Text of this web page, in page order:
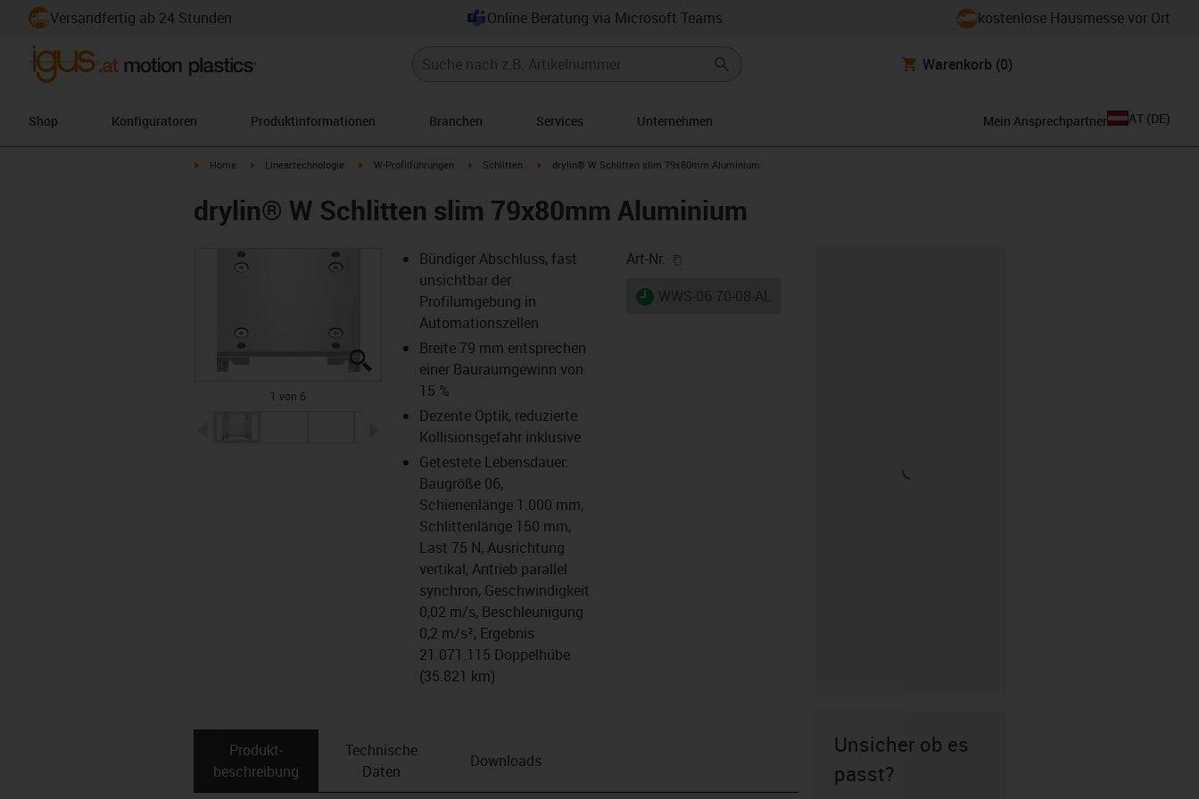
Versandfertig ab 24 Stunden Online Beratung via Microsoft Teams kostenlose Hausmesse vor Ort
Warenkorb (0)
Shop Konfiguratoren Produktinformationen Branchen Services Unternehmen Mein Ansprechpartner AT (DE)
igus-icon-arrow-right
Home igus-icon-arrow-right
Lineartechnologie igus-icon-arrow-right
W-Profilführungen igus-icon-arrow-right
Schlitten igus-icon-arrow-right
drylin® W Schlitten slim 79x80mm Aluminium
drylin® W Schlitten slim 79x80mm Aluminium
igus-icon-lupe
igus-icon-lupe
igus-icon-lupe
igus-icon-lupe
igus-icon-lupe
igus-icon-lupe
1 von 6
igus-icon-arrow-right
Bündiger Abschluss, fast
unsichtbar der
Profilumgebung in
Automationszellen
Breite 79 mm entsprechen
einer Bauraumgewinn von
15 %
Dezente Optik, reduzierte
Kollisionsgefahr inklusive
Getestete Lebensdauer:
Baugröße 06,
Schienenlänge 1.000 mm,
Schlittenlänge 150 mm,
Last 75 N, Ausrichtung
vertikal, Antrieb parallel
synchron, Geschwindigkeit
0,02 m/s, Beschleunigung
0,2 m/s², Ergebnis
21.071.115 Doppelhübe
(35.821 km)
Art-Nr.
igus-icon-lieferzeit
Produkt­
beschreibung
Technische
Daten
Downloads
Unsicher ob es
passt?